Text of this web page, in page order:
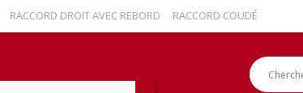
DROIT AVEC REBORD RACCORD COUDÉ AVEC REBORD